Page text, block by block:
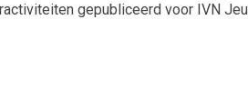
gepubliceerd voor IVN